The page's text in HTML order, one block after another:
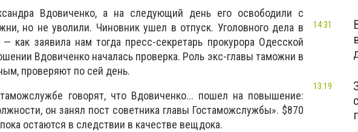
Вдовиченко, а на следующий день его освободили с
но не уволили. Чиновник ушел в отпуск. Уголовного дела в
как заявила нам тогда пресс-секретарь прокурора Одесской
Вдовиченко началась проверка. Роль экс-главы таможни в
проверяют по сей день.
говорят, что Вдовиченко... пошел на повышение:
он занял пост советника главы Гостаможслужбы». $870
остаются в следствии в качестве вещдока.
14:31
13:19